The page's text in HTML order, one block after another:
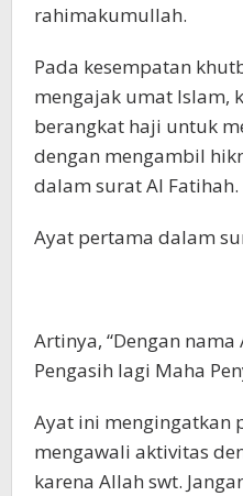
rahimakumullah.
Pada kesempatan
mengajak umat Islam,
berangkat haji untuk
dengan mengambil
dalam surat Al Fatihah.
Ayat pertama dalam
Artinya, “Dengan nama
Pengasih lagi Maha
Ayat ini mengingatkan
mengawali aktivitas
karena Allah swt.